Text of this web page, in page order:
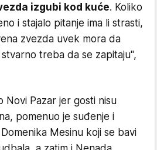
izgubi kod kuće. Koliko
i stajalo pitanje ima li strasti,
zvezda uvek mora da
treba da se zapitaju",
Novi Pazar jer gosti nisu
pomenuo je suđenje i
Mesinu koji se bavi